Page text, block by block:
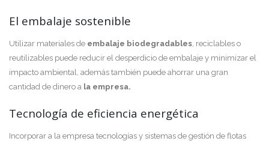
El embalaje sostenible
Utilizar materiales de embalaje biodegradables, reciclables o
reutilizables puede reducir el desperdicio de embalaje y minimizar el
impacto ambiental, además también puede ahorrar una gran
cantidad de dinero a la empresa.
Tecnología de eficiencia energética
Incorporar a la empresa tecnologías y sistemas de gestión de flotas